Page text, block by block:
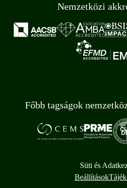
Nemzetközi
Főbb tagságok
Süti és
Beállítások